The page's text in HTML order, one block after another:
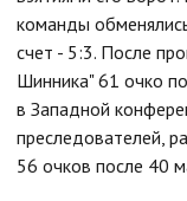
команды
счет - 5:3. После
Шинника" 61 очко
в Западной
преследователей,
56 очков после 40